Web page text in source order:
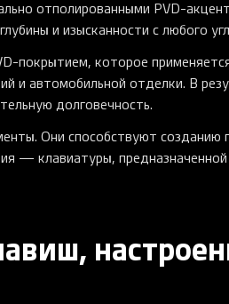
отполированными PVD-
и изысканности с любого
покрытием, которое
и автомобильной отделки. В
долговечность.
Они способствуют созданию
— клавиатуры,